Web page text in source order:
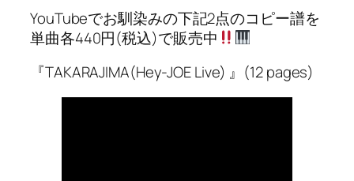
YouTubeでお馴染みの下記2点のコピー譜を
単曲各440円(税込)で販売中
『TAKARAJIMA(Hey-JOE Live) 』(12 pages)